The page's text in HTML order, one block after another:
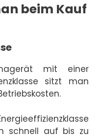
beim Kauf
mit einer
sitzt man
schnell auf bis zu